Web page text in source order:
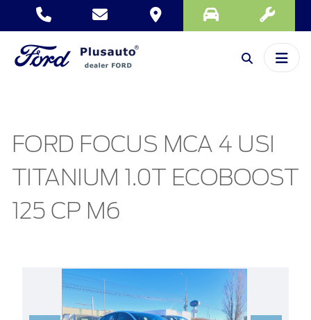
FORD FOCUS MCA 4 USI
TITANIUM 1.0T ECOBOOST
125 CP M6